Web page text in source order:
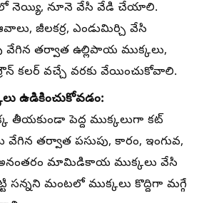
నెయ్యి, నూనె వేసి వేడి చేయాలి.
జీలకర్ర, ఎండుమిర్చి వేసి
తర్వాత ఉల్లిపాయ ముక్కలు,
కలర్ వచ్చే వరకు వేయించుకోవాలి.
ఉడికించుకోవడం:
పెద్ద ముక్కలుగా కట్
తర్వాత పసుపు, కారం, ఇంగువ,
మామిడికాయ ముక్కలు వేసి
మంటలో ముక్కలు కొద్దిగా మగ్గే